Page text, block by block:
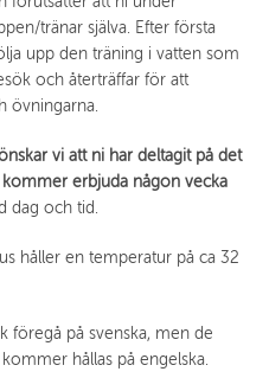
tränar själva. Efter första
upp den träning i vatten som
och återträffar för att
övningarna.
vi att ni har deltagit på det
erbjuda någon vecka
dag och tid.
håller en temperatur på ca 32
föregå på svenska, men de
hållas på engelska.